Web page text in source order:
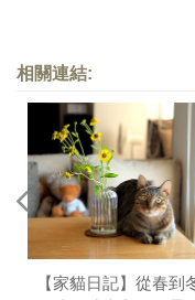
相關連結:
【家貓日記】從春到